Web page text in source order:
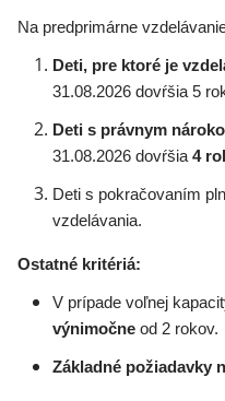
Na predprimárne
Deti, pre ktoré je
31.08.2026 dovŕšia 5
Deti s právnym
31.08.2026 dovŕšia4
Deti s pokračovaním
vzdelávania.
Ostatné kritériá:
V prípade voľnej
výnimočne od 2 rokov.
Základné požiadavky